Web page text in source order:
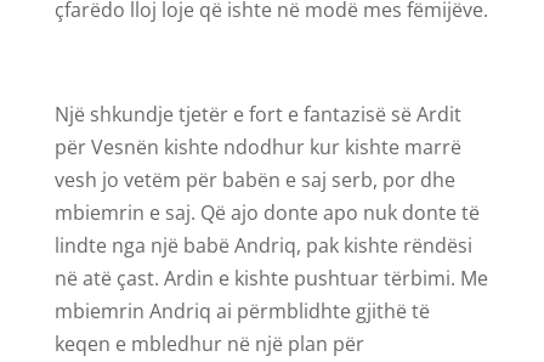
çfarëdo lloj loje që ishte në modë mes fëmijëve.
Një shkundje tjetër e fort e fantazisë së Ardit
për Vesnën kishte ndodhur kur kishte marrë
vesh jo vetëm për babën e saj serb, por dhe
mbiemrin e saj. Që ajo donte apo nuk donte të
lindte nga një babë Andriq, pak kishte rëndësi
në atë çast. Ardin e kishte pushtuar tërbimi. Me
mbiemrin Andriq ai përmblidhte gjithë të
keqen e mbledhur në një plan për